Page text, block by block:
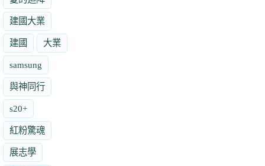
建國大業
建國 大業
samsung
與神同行
s20+
紅粉驚魂
展志學